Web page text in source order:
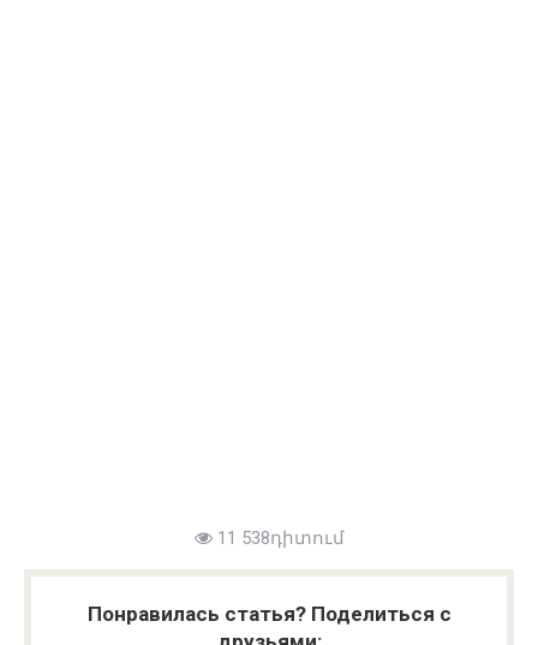
11 538դիտում
Понравилась статья? Поделиться с